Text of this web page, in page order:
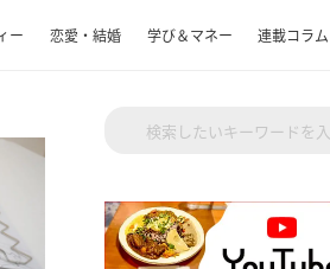
ー 恋愛・結婚 学び＆マネー 連載コラム